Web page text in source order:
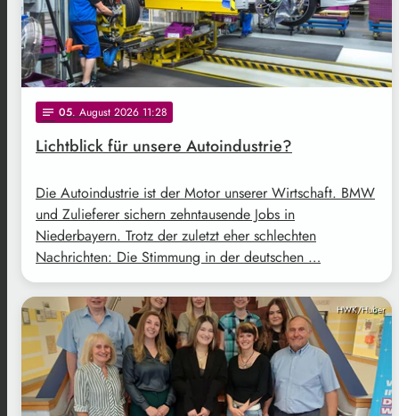
notes 05. August 2026 11:28
Lichtblick für unsere Autoindustrie?
Die Autoindustrie ist der Motor unserer Wirtschaft. BMW
und Zulieferer sichern zehntausende Jobs in
Niederbayern. Trotz der zuletzt eher schlechten
Nachrichten: Die Stimmung in der deutschen …
HWK/Huber